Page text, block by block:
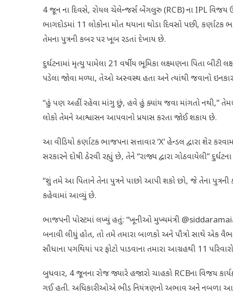
4 જૂન ના દિવસે, રોયલ ચેલેન્જર્સ બેંગલુરુ (RCB) ના IPL વિજય
ભાગદોડમાં 11 લોકોના મોત થયાના થોડા દિવસો પછી,
તેમના પુત્રની કબર પર ખૂબ રડતાં દેખાય છે.
દુર્ઘટનામાં મૃત્યુ પામેલા 21 વર્ષીય ભૂમિકા લક્ષ્મણના પિતા
પડેલા જોવા મળ્યા, તેઓ અસ્વસ્થ હતા અને ત્યાંથી જવાનો ઇનકાર
“હું પણ અહીં રહેવા માંગુ છું, હવે હું ક્યાંય જવા માંગતો નથી,”
લોકો તેમને આશ્વાસન આપવાનો પ્રયાસ કરતા જોઈ શકાય છે.
આ વીડિયો કર્ણાટક ભાજપના સત્તાવાર ‘X’ હેન્ડલ દ્વારા શેર
સરકારને દોષી ઠેરવી રહ્યું છે, તેને “રાજ્ય દ્વારા ગોઠવાયેલી”
“શું તમે આ પિતાને તેના પુત્રને પાછો આપી શકો છો, જે તેના પુત્રની
કહેવામાં આવ્યું છે.
ભાજપની પોસ્ટમાં લખ્યું હતું: “ખૂનીઓ મુખ્યમંત્રી
બનાવી લીધું હોત, તો તમે તમારા બાળકો અને પૌત્રો સાથે એક
સૌધાના પગથિયાં પર ફોટો પાડવાના તમારા આગ્રહથી 11
બુધવાર, 4 જૂનના રોજ જ્યારે હજારો ચાહકો RCBના વિજય
ગઈ હતી. અધિકારીઓએ ભીડ નિયંત્રણનો અભાવ અને નબળા